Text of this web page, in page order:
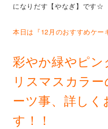
になりだす【やなぎ】です☆
本日は『12月のおすすめケ
彩やか緑やピン
リスマスカラ
ーツ事、詳しく
す！！